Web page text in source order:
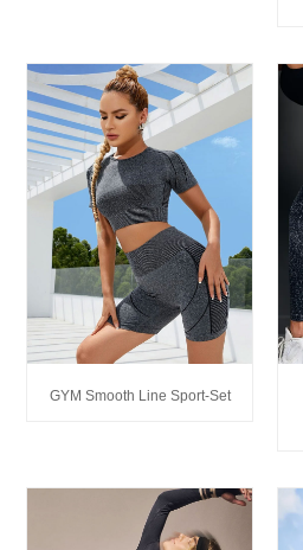
GYM Smooth Line Sport-Set